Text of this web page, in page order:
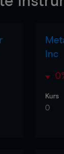
Inc
Kurs
0